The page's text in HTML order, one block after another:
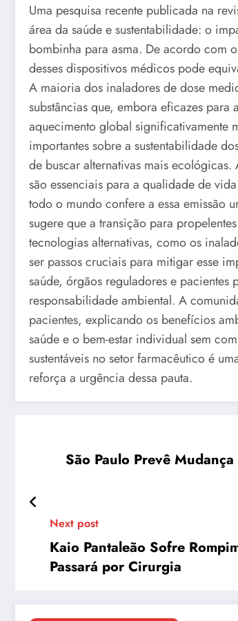
Uma pesquisa recente publicada na
área da saúde e sustentabilidade: o
bombinha para asma. De acordo com
desses dispositivos médicos pode
A maioria dos inaladores de dose
substâncias que, embora eficazes
aquecimento global significativamente
importantes sobre a sustentabilidade
de buscar alternativas mais ecológicas.
são essenciais para a qualidade de
todo o mundo confere a essa emissão
sugere que a transição para
tecnologias alternativas, como os
ser passos cruciais para mitigar esse
saúde, órgãos reguladores e
responsabilidade ambiental. A
pacientes, explicando os benefícios
saúde e o bem-estar individual sem
sustentáveis no setor farmacêutico é
reforça a urgência dessa pauta.
São Paulo Prevê
Next post
Kaio Pantaleão Sofre
Passará por Cirurgia